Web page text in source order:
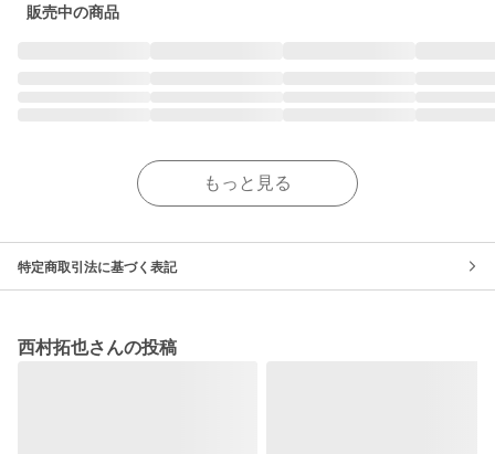
販売中の商品
もっと見る
特定商取引法に基づく表記
西村拓也さんの投稿